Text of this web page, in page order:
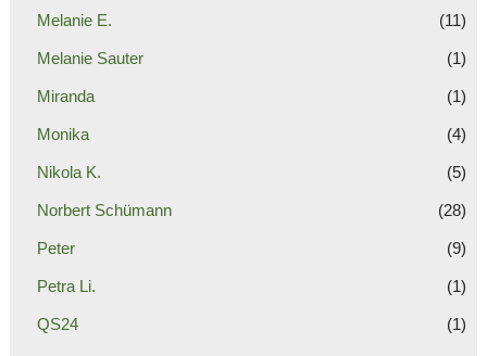
Melanie E. (11)
Melanie Sauter (1)
Miranda (1)
Monika (4)
Nikola K. (5)
Norbert Schümann (28)
Peter (9)
Petra Li. (1)
QS24 (1)